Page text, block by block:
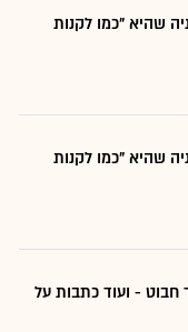
שהיא "כמו לקנות
שהיא "כמו לקנות
חבוט - ועוד כתבות על